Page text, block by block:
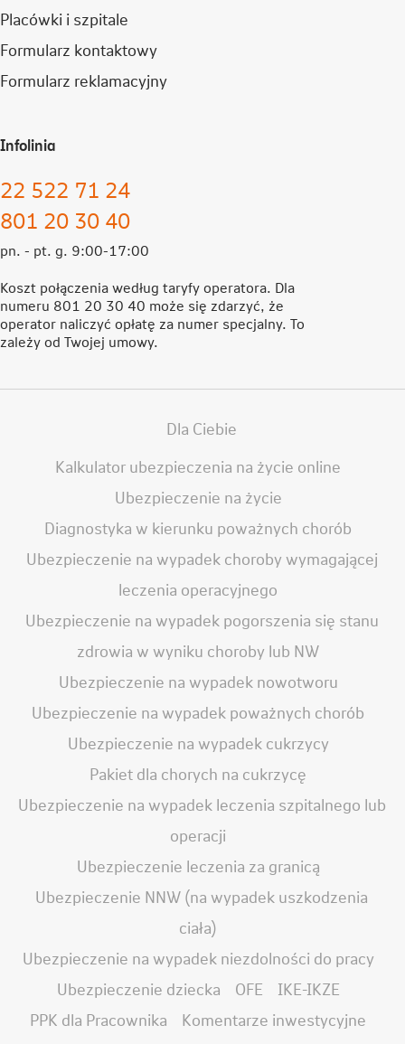
Placówki i szpitale
Formularz kontaktowy
Formularz reklamacyjny
Infolinia
22 522 71 24
801 20 30 40
pn. - pt. g. 9:00-17:00
Koszt połączenia według taryfy operatora. Dla
numeru 801 20 30 40 może się zdarzyć, że
operator naliczyć opłatę za numer specjalny. To
zależy od Twojej umowy.
Dla Ciebie
Kalkulator ubezpieczenia na życie online
Ubezpieczenie na życie
Diagnostyka w kierunku poważnych chorób
Ubezpieczenie na wypadek choroby wymagającej
leczenia operacyjnego
Ubezpieczenie na wypadek pogorszenia się stanu
zdrowia w wyniku choroby lub NW
Ubezpieczenie na wypadek nowotworu
Ubezpieczenie na wypadek poważnych chorób
Ubezpieczenie na wypadek cukrzycy
Pakiet dla chorych na cukrzycę
Ubezpieczenie na wypadek leczenia szpitalnego lub
operacji
Ubezpieczenie leczenia za granicą
Ubezpieczenie NNW (na wypadek uszkodzenia
ciała)
Ubezpieczenie na wypadek niezdolności do pracy
Ubezpieczenie dziecka
OFE
IKE-IKZE
PPK dla Pracownika
Komentarze inwestycyjne